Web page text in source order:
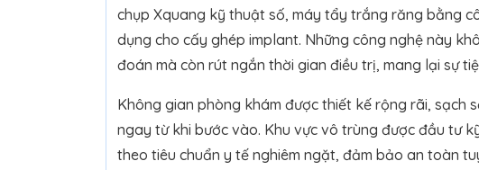
chụp Xquang kỹ thuật số, máy tẩy trắng răng bằng
dụng cho cấy ghép implant. Những công nghệ này
đoán mà còn rút ngắn thời gian điều trị, mang lại sự
Không gian phòng khám được thiết kế rộng rãi, sạch
ngay từ khi bước vào. Khu vực vô trùng được đầu tư
theo tiêu chuẩn y tế nghiêm ngặt, đảm bảo an toàn